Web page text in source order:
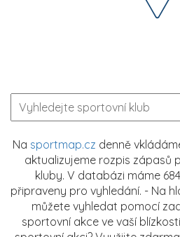
Na sportmap.cz denně
aktualizujeme rozpis zápasů
kluby. V databázi máme
připraveny pro vyhledání. - Na
můžete vyhledat pomocí
sportovní akce ve vaší